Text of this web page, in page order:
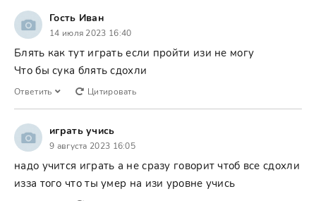
Гость Иван
14 июля 2023 16:40
Блять как тут играть если пройти изи не могу
Что бы сука блять сдохли
Ответить Цитировать
играть учись
9 августа 2023 16:05
надо учится играть а не сразу говорит чтоб все сдохли
изза того что ты умер на изи уровне учись